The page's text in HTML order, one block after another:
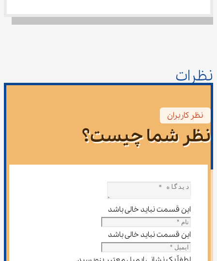
نظرات
نظر کاربران
نظر شما چیست؟
این قسمت نباید خالی باشد
این قسمت نباید خالی باشد